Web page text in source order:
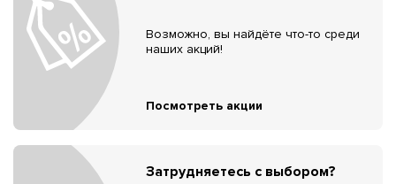
Возможно, вы найдёте что-то среди
наших акций!
Посмотреть акции
Затрудняетесь с выбором?